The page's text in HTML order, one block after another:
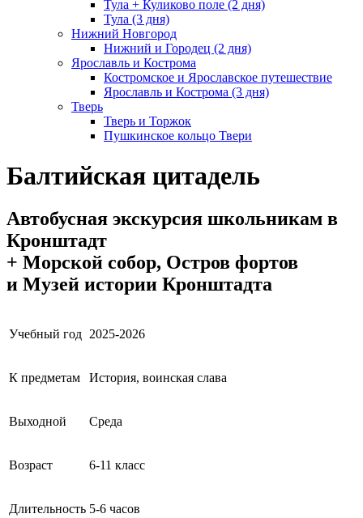
Тула + Куликово поле (2 дня)
Тула (3 дня)
Нижний Новгород
Нижний и Городец (2 дня)
Ярославль и Кострома
Костромское и Ярославское путешествие
Ярославль и Кострома (3 дня)
Тверь
Тверь и Торжок
Пушкинское кольцо Твери
Балтийская цитадель
Автобусная экскурсия школьникам в
Кронштадт
+ Морской собор, Остров фортов
и Музей истории Кронштадта
Учебный год 2025-2026
К предметам История, воинская слава
Выходной Среда
Возраст 6-11 класс
Длительность 5-6 часов